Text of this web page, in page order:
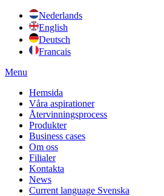
Nederlands
English
Deutsch
Francais
Menu
Hemsida
Våra aspirationer
Återvinningsprocess
Produkter
Business cases
Om oss
Filialer
Kontakta
News
Current language Svenska